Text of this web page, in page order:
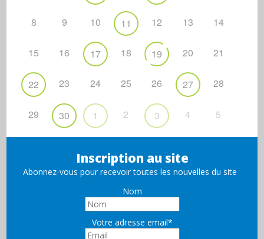
8 9 10 11 12 13 14
15 16 17 18 19 20 21
22 23 24 25 26 27 28
29 30 1 2 3 4 5
Inscription au site
Abonnez-vous pour recevoir toutes les nouvelles du site
Nom
Votre adresse email*